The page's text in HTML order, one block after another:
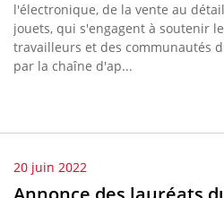
l'électronique, de la vente au
jouets, qui s'engagent à soutenir
travailleurs et des communautés
par la chaîne d'ap...
20 juin 2022